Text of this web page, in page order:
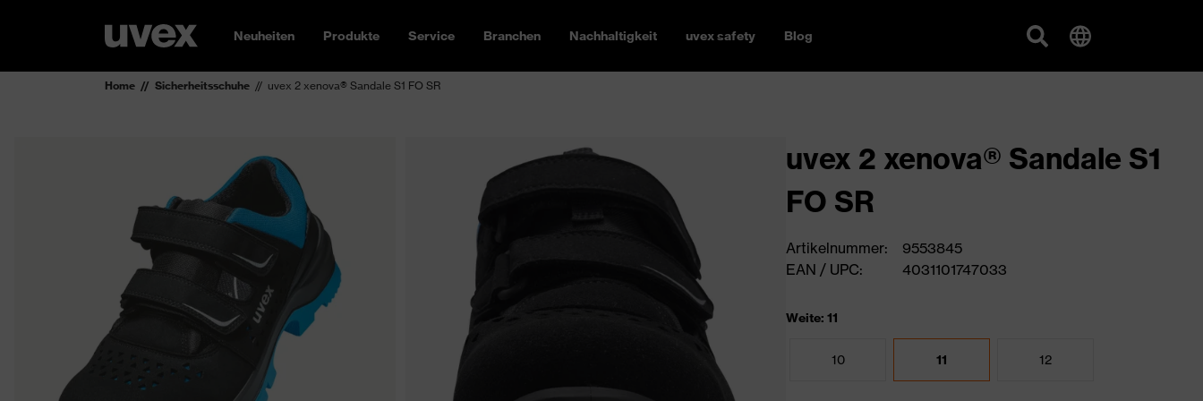
Neuheiten Produkte Service Branchen Nachhaltigkeit uvex safety Blog
Home Sicherheitsschuhe uvex 2 xenova® Sandale S1 FO SR
uvex 2 xenova® Sandale S1
FO SR
Artikelnummer:
9553845
EAN / UPC:
4031101747033
Weite: 11
10 11 12